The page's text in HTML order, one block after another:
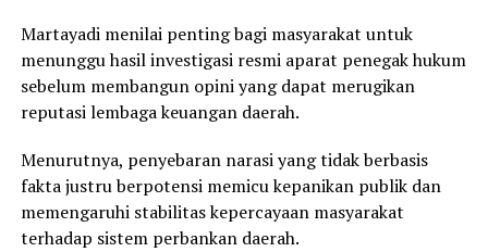
Martayadi menilai penting bagi masyarakat untuk
menunggu hasil investigasi resmi aparat penegak hukum
sebelum membangun opini yang dapat merugikan
reputasi lembaga keuangan daerah.
Menurutnya, penyebaran narasi yang tidak berbasis
fakta justru berpotensi memicu kepanikan publik dan
memengaruhi stabilitas kepercayaan masyarakat
terhadap sistem perbankan daerah.